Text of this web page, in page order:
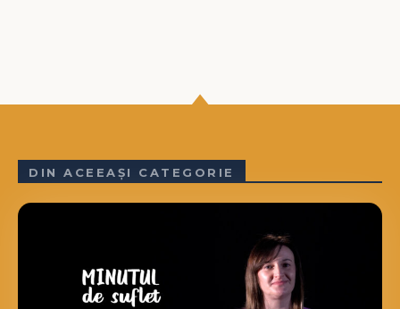
DIN ACEEAȘI CATEGORIE